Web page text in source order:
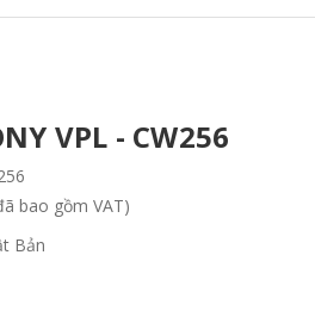
VPL - CW256
bao gồm VAT)
Bản